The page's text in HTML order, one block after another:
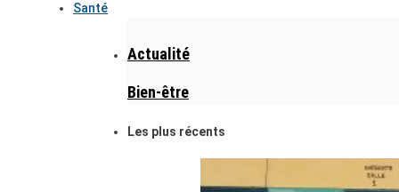
Santé
Actualité
Bien-être
Les plus récents